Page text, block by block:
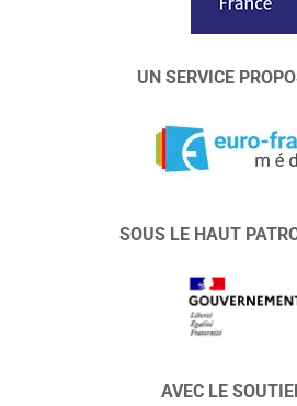
UN SERVICE
SOUS LE HAUT
AVEC LE